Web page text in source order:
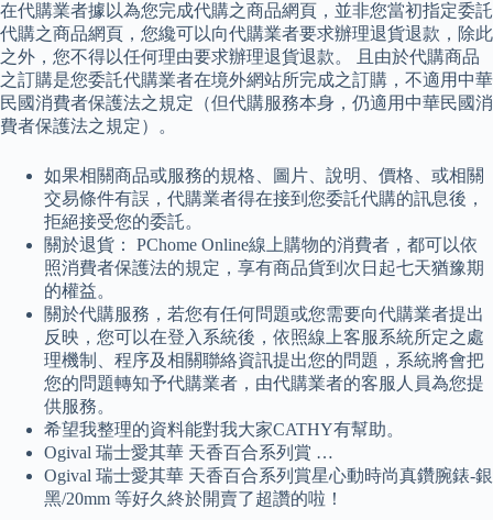
在代購業者據以為您完成代購之商品網頁，並非您當初指定委託
代購之商品網頁，您纔可以向代購業者要求辦理退貨退款，除此
之外，您不得以任何理由要求辦理退貨退款。 且由於代購商品
之訂購是您委託代購業者在境外網站所完成之訂購，不適用中華
民國消費者保護法之規定（但代購服務本身，仍適用中華民國消
費者保護法之規定）。
如果相關商品或服務的規格、圖片、說明、價格、或相關
交易條件有誤，代購業者得在接到您委託代購的訊息後，
拒絕接受您的委託。
關於退貨： PChome Online線上購物的消費者，都可以依
照消費者保護法的規定，享有商品貨到次日起七天猶豫期
的權益。
關於代購服務，若您有任何問題或您需要向代購業者提出
反映，您可以在登入系統後，依照線上客服系統所定之處
理機制、程序及相關聯絡資訊提出您的問題，系統將會把
您的問題轉知予代購業者，由代購業者的客服人員為您提
供服務。
希望我整理的資料能對我大家CATHY有幫助。
Ogival 瑞士愛其華 天香百合系列賞 …
Ogival 瑞士愛其華 天香百合系列賞星心動時尚真鑽腕錶-銀
黑/20mm 等好久終於開賣了超讚的啦！